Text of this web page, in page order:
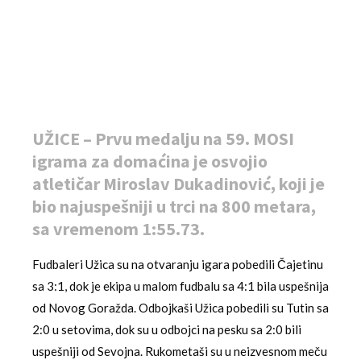
UŽICE – Prvu medalju na 59. MOSI
igrama za domaćina je osvojio
atletičar Miroslav Dukadinović, koji je
bio najuspešniji u trci na 800 metara,
sa vremenom 1:55.73.
Fudbaleri Užica su na otvaranju igara pobedili Čajetinu
sa 3:1, dok je ekipa u malom fudbalu sa 4:1 bila uspešnija
od Novog Goražda. Odbojkaši Užica pobedili su Tutin sa
2:0 u setovima, dok su u odbojci na pesku sa 2:0 bili
uspešniji od Sevojna. Rukometaši su u neizvesnom meču